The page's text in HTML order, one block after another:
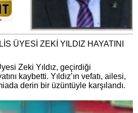
ÜYESİ ZEKİ YILDIZ HAYATINI
Zeki Yıldız, geçirdiği
kaybetti. Yıldız’ın vefatı, ailesi,
derin bir üzüntüyle karşılandı.